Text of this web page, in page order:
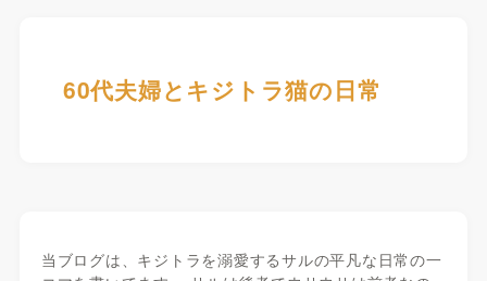
60代夫婦とキジトラ猫の日常
当ブログは、キジトラを溺愛するサルの平凡な日常の一